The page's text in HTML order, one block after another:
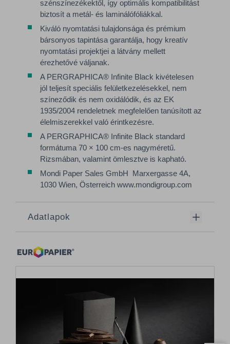
szénszínezékektől, így optimális kompatibilitást
biztosít a metál- és laminálófóliákkal.
Kiváló nyomtatási tulajdonsága és prémium
bársonyos tapintása garantálja, hogy kreatív
nyomtatási projektjei a látvány mellett
érezhetővé váljanak.
A PERGRAPHICA® Infinite Black kivételesen
jól teljesít speciális felületkezelésekkel, nem
színeződik és nem oxidálódik, és az EK
1935/2004 rendeletnek megfelelően tanúsított az
élelmiszerekkel való érintkezésre.
A PERGRAPHICA® Infinite Black standard
formátuma 70 × 100 cm-es nagyméretű.
Rizsmában, valamint ömlesztve is kapható.
Mondi Paper Sales GmbH Marxergasse 4A,
1030 Wien, Österreich www.mondigroup.com
Adatlapok